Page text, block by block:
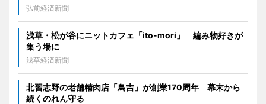
弘前経済新聞
浅草・松が谷にニットカフェ「ito-mori」 編み物好きが
集う場に
浅草経済新聞
北習志野の老舗精肉店「鳥吉」が創業170周年 幕末から
続くのれん守る